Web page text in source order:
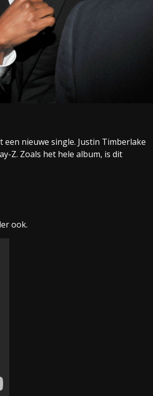
een nieuwe single. Justin Timberlake
Z. Zoals het hele album, is dit
ook.